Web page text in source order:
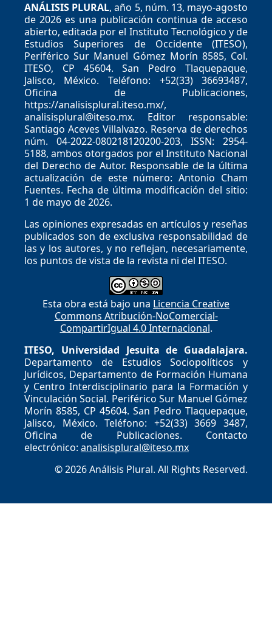
ANÁLISIS PLURAL, año 5, núm. 13, mayo-agosto
de 2026 es una publicación continua de acceso
abierto, editada por el Instituto Tecnológico y de
Estudios Superiores de Occidente (ITESO),
Periférico Sur Manuel Gómez Morín 8585, Col.
ITESO, CP 45604. San Pedro Tlaquepaque,
Jalisco, México. Teléfono: +52(33) 36693487,
Oficina de Publicaciones,
https://analisisplural.iteso.mx/,
analisisplural@iteso.mx. Editor responsable:
Santiago Aceves Villalvazo. Reserva de derechos
núm. 04-2022-080218120200-203, ISSN: 2954-
5188, ambos otorgados por el Instituto Nacional
del Derecho de Autor. Responsable de la última
actualización de este número: Antonio Cham
Fuentes. Fecha de última modificación del sitio:
1 de mayo de 2026.
Las opiniones expresadas en artículos y reseñas
publicados son de exclusiva responsabilidad de
las y los autores, y no reflejan, necesariamente,
los puntos de vista de la revista ni del ITESO.
Esta obra está bajo una Licencia Creative
Commons Atribución-NoComercial-
CompartirIgual 4.0 Internacional.
ITESO, Universidad Jesuita de Guadalajara.
Departamento de Estudios Sociopolíticos y
Jurídicos, Departamento de Formación Humana
y Centro Interdisciplinario para la Formación y
Vinculación Social. Periférico Sur Manuel Gómez
Morín 8585, CP 45604. San Pedro Tlaquepaque,
Jalisco, México. Teléfono: +52(33) 3669 3487,
Oficina de Publicaciones. Contacto
electrónico: analisisplural@iteso.mx
© 2026 Análisis Plural. All Rights Reserved.